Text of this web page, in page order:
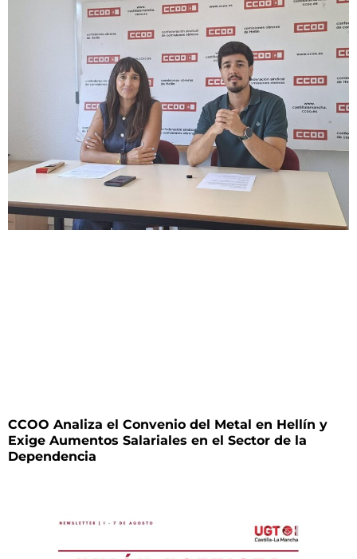
CCOO Analiza el Convenio del Metal en Hellín y
Exige Aumentos Salariales en el Sector de la
Dependencia